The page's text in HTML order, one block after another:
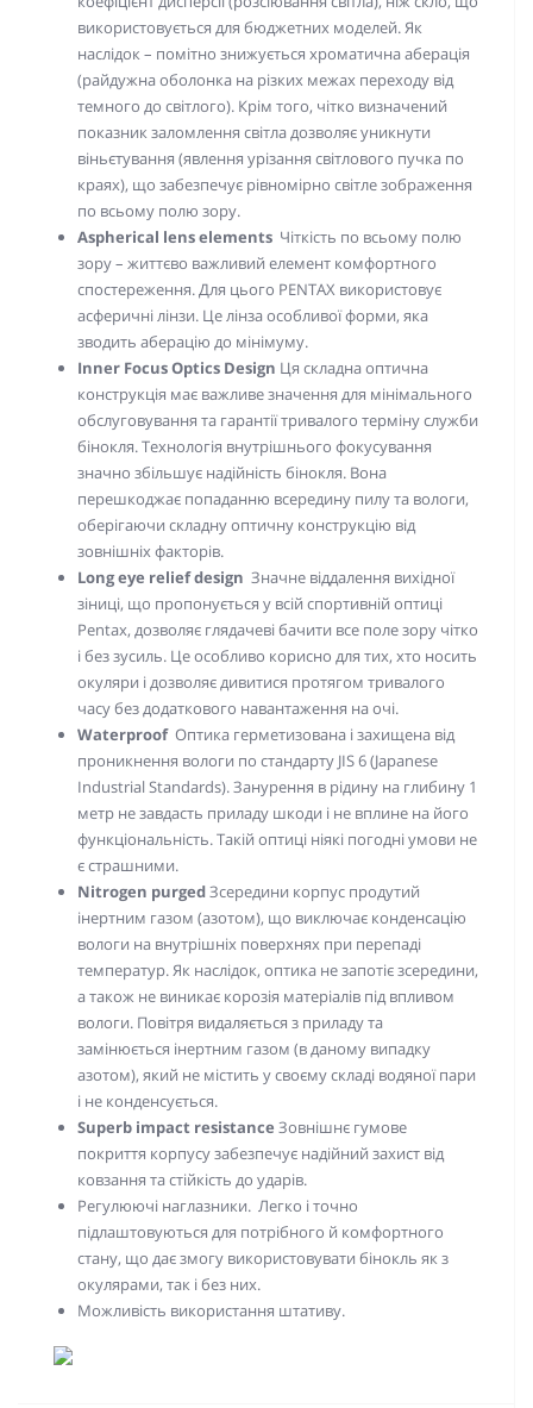
використовується для бюджетних моделей. Як
наслідок – помітно знижується хроматична аберація
(райдужна оболонка на різких межах переходу від
темного до світлого). Крім того, чітко визначений
показник заломлення світла дозволяє уникнути
віньєтування (явлення урізання світлового пучка по
краях), що забезпечує рівномірно світле зображення
по всьому полю зору.
Aspherical lens elements Чіткість по всьому полю
зору – життєво важливий елемент комфортного
спостереження. Для цього PENTAX використовує
асферичні лінзи. Це лінза особливої форми, яка
зводить аберацію до мінімуму.
Inner Focus Optics Design Ця складна оптична
конструкція має важливе значення для мінімального
обслуговування та гарантії тривалого терміну служби
бінокля. Технологія внутрішнього фокусування
значно збільшує надійність бінокля. Вона
перешкоджає попаданню всередину пилу та вологи,
оберігаючи складну оптичну конструкцію від
зовнішніх факторів.
Long eye relief design Значне віддалення вихідної
зіниці, що пропонується у всій спортивній оптиці
Pentax, дозволяє глядачеві бачити все поле зору чітко
і без зусиль. Це особливо корисно для тих, хто носить
окуляри і дозволяє дивитися протягом тривалого
часу без додаткового навантаження на очі.
WaterproofОптика герметизована і захищена від
проникнення вологи по стандарту JIS 6 (Japanese
Industrial Standards). Занурення в рідину на глибину 1
метр не завдасть приладу шкоди і не вплине на його
функціональність. Такій оптиці ніякі погодні умови не
є страшними.
Nitrogen purgedЗсередини корпус продутий
інертним газом (азотом), що виключає конденсацію
вологи на внутрішніх поверхнях при перепаді
температур. Як наслідок, оптика не запотіє зсередини,
а також не виникає корозія матеріалів під впливом
вологи. Повітря видаляється з приладу та
замінюється інертним газом (в даному випадку
азотом), який не містить у своєму складі водяної пари
і не конденсується.
Superb impact resistance Зовнішнє гумове
покриття корпусу забезпечує надійний захист від
ковзання тастійкість до ударів.
Регулюючі наглазники. Легко і точно
підлаштовуються для потрібного й комфортного
стану, що дає змогу використовувати бінокль як з
окулярами, так і без них.
Можливість використання штативу.